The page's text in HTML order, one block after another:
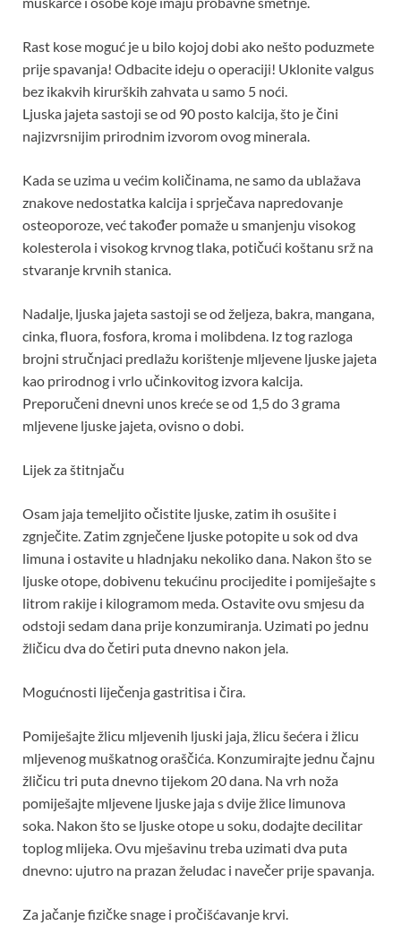
Rast kose moguć je u bilo kojoj dobi ako nešto poduzmete
prije spavanja! Odbacite ideju o operaciji! Uklonite valgus
bez ikakvih kirurških zahvata u samo 5 noći.
Ljuska jajeta sastoji se od 90 posto kalcija, što je čini
najizvrsnijim prirodnim izvorom ovog minerala.
Kada se uzima u većim količinama, ne samo da ublažava
znakove nedostatka kalcija i sprječava napredovanje
osteoporoze, već također pomaže u smanjenju visokog
kolesterola i visokog krvnog tlaka, potičući koštanu srž na
stvaranje krvnih stanica.
Nadalje, ljuska jajeta sastoji se od željeza, bakra, mangana,
cinka, fluora, fosfora, kroma i molibdena. Iz tog razloga
brojni stručnjaci predlažu korištenje mljevene ljuske jajeta
kao prirodnog i vrlo učinkovitog izvora kalcija.
Preporučeni dnevni unos kreće se od 1,5 do 3 grama
mljevene ljuske jajeta, ovisno o dobi.
Lijek za štitnjaču
Osam jaja temeljito očistite ljuske, zatim ih osušite i
zgnječite. Zatim zgnječene ljuske potopite u sok od dva
limuna i ostavite u hladnjaku nekoliko dana. Nakon što se
ljuske otope, dobivenu tekućinu procijedite i pomiješajte s
litrom rakije i kilogramom meda. Ostavite ovu smjesu da
odstoji sedam dana prije konzumiranja. Uzimati po jednu
žličicu dva do četiri puta dnevno nakon jela.
Mogućnosti liječenja gastritisa i čira.
Pomiješajte žlicu mljevenih ljuski jaja, žlicu šećera i žlicu
mljevenog muškatnog oraščića. Konzumirajte jednu čajnu
žličicu tri puta dnevno tijekom 20 dana. Na vrh noža
pomiješajte mljevene ljuske jaja s dvije žlice limunova
soka. Nakon što se ljuske otope u soku, dodajte decilitar
toplog mlijeka. Ovu mješavinu treba uzimati dva puta
dnevno: ujutro na prazan želudac i navečer prije spavanja.
Za jačanje fizičke snage i pročišćavanje krvi.